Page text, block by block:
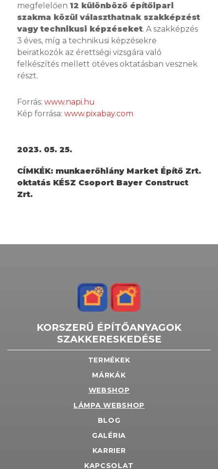
megfelelően 12 különböző építőipari
szakma közül választhatnak szakképzést
vagy technikusi képzéseket. A szakképzés
3 éves, míg a technikusi képzésekre
beiratkozók az érettségi vizsgára való
felkészítés mellett ötéves oktatásban vesznek
részt.
Forrás: www.napi.hu
Kép forrása: www.pixabay.com
2023. 05. 25.
CÍMKÉK: munkaerőhiány Market Építő Zrt.
oktatás KÉSZ Csoport Bayer Construct
Zrt.
KORSZERŰ ÉPÍTŐANYAGOK
SZAKKERESKEDÉSE
TERMÉKEK
MÁRKÁK
WEBSHOP
LÁMPA WEBSHOP
BLOG
GALÉRIA
KARRIER
KAPCSOLAT